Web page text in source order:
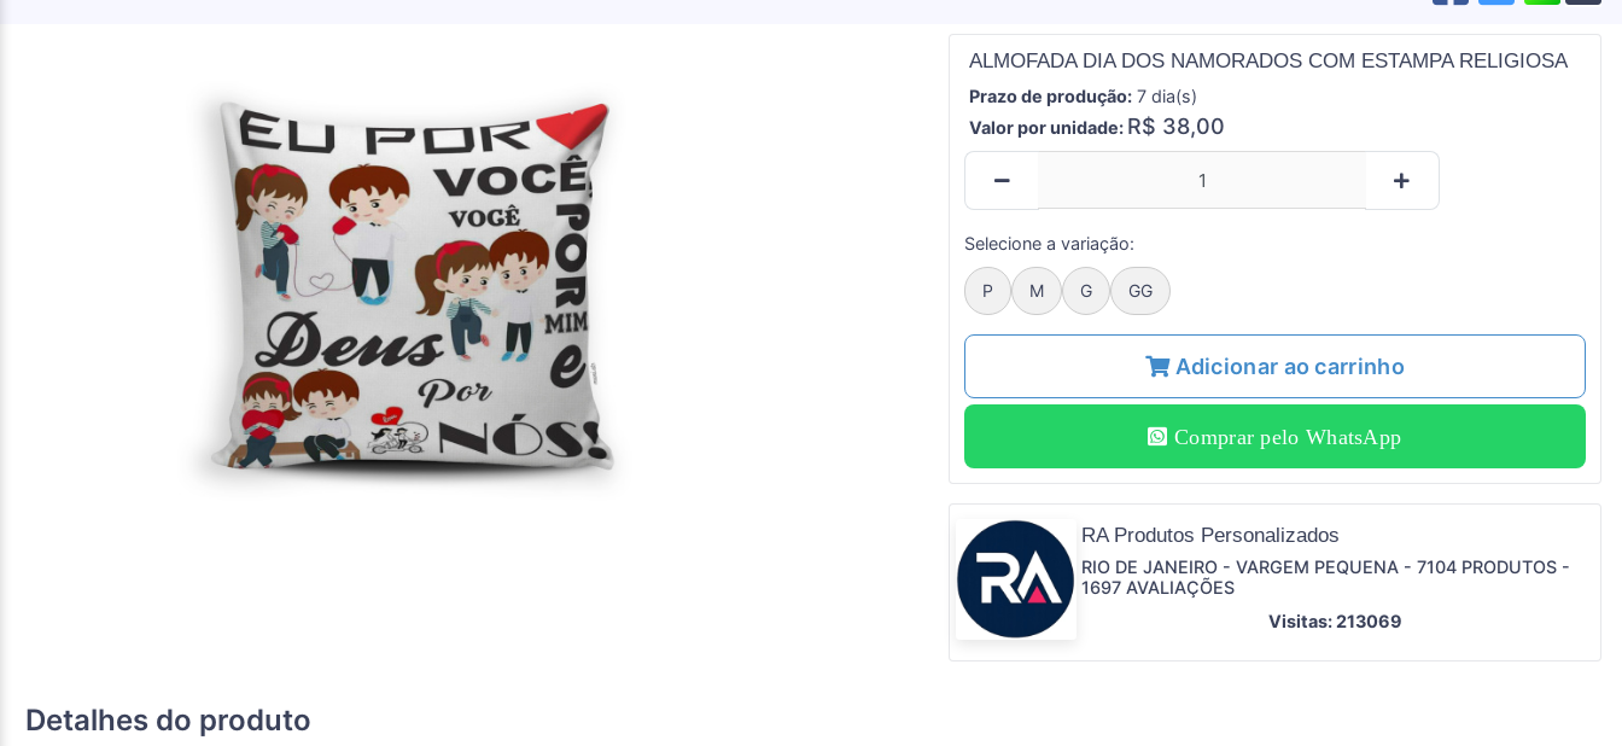
ALMOFADA DIA DOS NAMORADOS COM ESTAMPA RELIGIOSA
Prazo de produção:7 dia(s)
Valor por unidade: R$ 38,00
Selecione a variação:
P M G GG
Adicionar ao carrinho
Comprar pelo WhatsApp
RA Produtos Personalizados
RIO DE JANEIRO - VARGEM PEQUENA - 7104 PRODUTOS -
1697 AVALIAÇÕES
Visitas: 213069
Detalhes do produto